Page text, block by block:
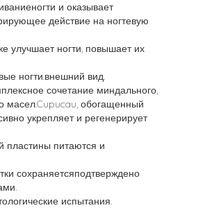
и оказывает
действие на ногтевую
улучшает ногти, повышает их
ногти.внешний вид.
сочетание миндального,
масел.Cupucau, обогащенный
укрепляет и регенерирует
пластины питаются и
сохраняетсяподтверждено
испытания.